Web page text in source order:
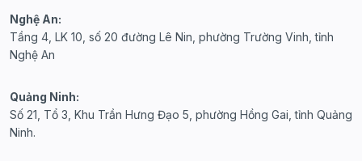
Nghệ An:
Tầng 4, LK 10, số 20 đường Lê Nin, phường Trường Vinh, tỉnh
Nghệ An
Quảng Ninh:
Số 21, Tổ 3, Khu Trần Hưng Đạo 5, phường Hồng Gai, tỉnh Quảng
Ninh.